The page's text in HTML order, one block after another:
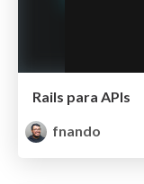
Rails para APIs
fnando